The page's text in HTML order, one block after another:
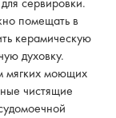
помещать в
керамическую
духовку.
мягких моющих
чистящие